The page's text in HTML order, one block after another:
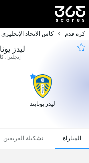
كرة قدم كاس الاتحاد الإنجليزي
ليدز
إنجلترا,
ليدز يونايتد
المباراة تشكيلة الفريقين